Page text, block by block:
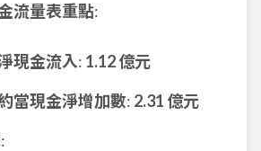
流量表重點:
現金流入: 1.12 億元
當現金淨增加數: 2.31 億元
: